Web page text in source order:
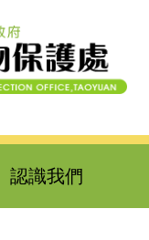
認識我們